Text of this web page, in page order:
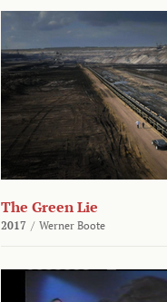
The Green Lie
2017 / Werner Boote